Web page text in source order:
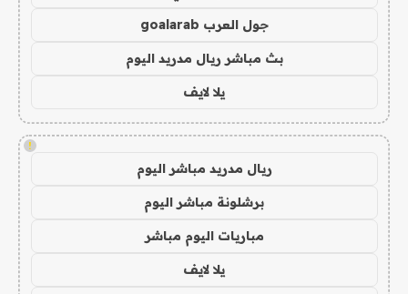
جول العرب goalarab
بث مباشر ريال مدريد اليوم
يلا لايف
!
ريال مدريد مباشر اليوم
برشلونة مباشر اليوم
مباريات اليوم مباشر
يلا لايف